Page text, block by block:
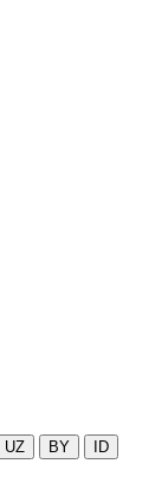
UZ BY ID